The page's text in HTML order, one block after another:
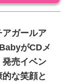
アガールア
がCDメ
売イベン
的な笑顔と